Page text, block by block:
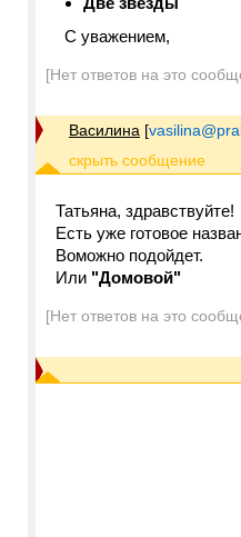
С уважением,
[Нет ответов на это
Василина [
Татьяна, здравствуйте!
Есть уже готовое
Воможно подойдет.
Или "Домовой"
[Нет ответов на это